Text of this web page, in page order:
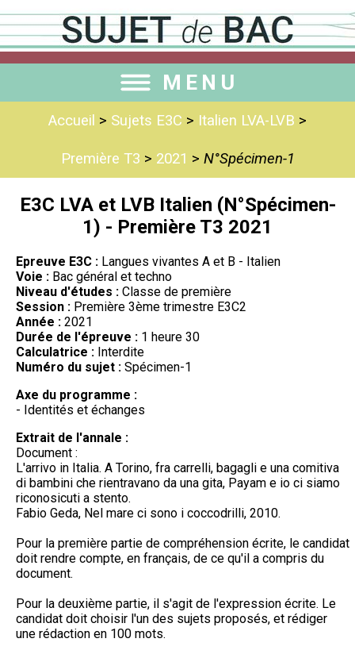
MENU
Accueil > Sujets E3C > Italien LVA-LVB >
Première T3 > 2021 > N°Spécimen-1
E3C LVA et LVB Italien (N°Spécimen-
1) - Première T3 2021
Epreuve E3C : Langues vivantes A et B - Italien
Voie : Bac général et techno
Niveau d'études : Classe de première
Session : Première 3ème trimestre E3C2
Année : 2021
Durée de l'épreuve : 1 heure 30
Calculatrice : Interdite
Numéro du sujet : Spécimen-1
Axe du programme :
- Identités et échanges
Extrait de l'annale :
Document :
L'arrivo in Italia. A Torino, fra carrelli, bagagli e una comitiva
di bambini che rientravano da una gita, Payam e io ci siamo
riconosicuti a stento.
Fabio Geda, Nel mare ci sono i coccodrilli, 2010.
Pour la première partie de compréhension écrite, le candidat
doit rendre compte, en français, de ce qu'il a compris du
document.
Pour la deuxième partie, il s'agit de l'expression écrite. Le
candidat doit choisir l'un des sujets proposés, et rédiger
une rédaction en 100 mots.